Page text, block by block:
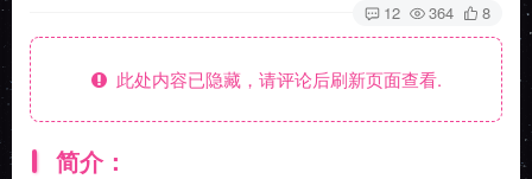
12 364 8
此处内容已隐藏，请评论后刷新页面查看.
简介：